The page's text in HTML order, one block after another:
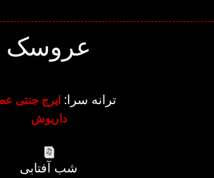
عروسک
ترانه سرا: ایرج جنتی
داریوش
شب آفتابی